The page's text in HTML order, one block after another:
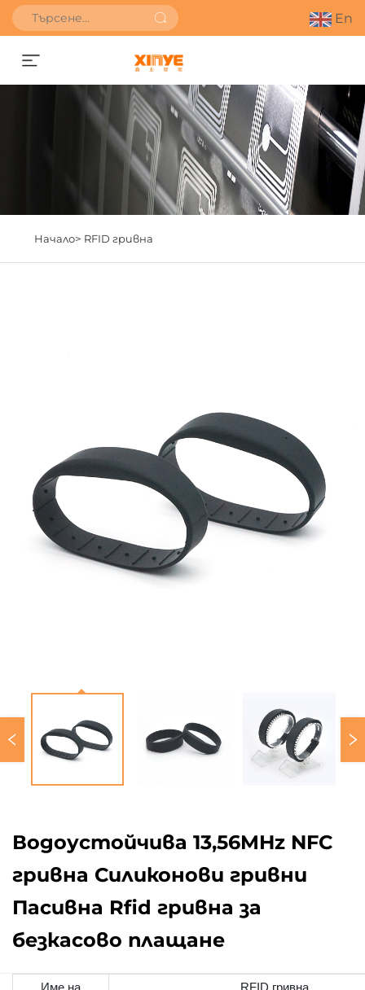
En
Получете оферта
Начало> RFID гривна
Водоустойчива 13,56MHz NFC
гривна Силиконови гривни
Пасивна Rfid гривна за
безкасово плащане
Име на
RFID гривна